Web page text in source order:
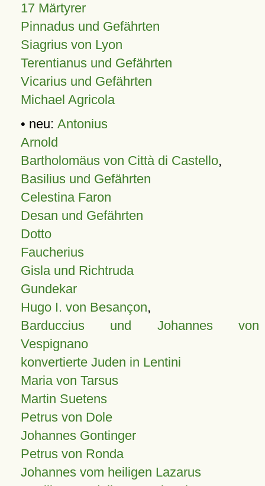
17 Märtyrer
Pinnadus und Gefährten
Siagrius von Lyon
Terentianus und Gefährten
Vicarius und Gefährten
Michael Agricola
• neu: Antonius
Arnold
Bartholomäus von Città di Castello,
Basilius und Gefährten
Celestina Faron
Desan und Gefährten
Dotto
Faucherius
Gisla und Richtruda
Gundekar
Hugo I. von Besançon,
Barduccius und Johannes von
Vespignano
konvertierte Juden in Lentini
Maria von Tarsus
Martin Suetens
Petrus von Dole
Johannes Gontinger
Petrus von Ronda
Johannes vom heiligen Lazarus